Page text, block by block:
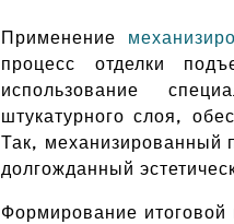
Применение
процесс отделки
использование
штукатурного слоя,
Так, механизированный
долгожданный
Формирование